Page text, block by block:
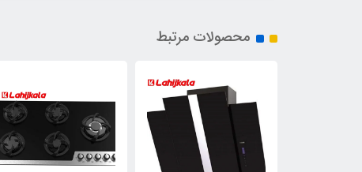
محصولات مرتبط